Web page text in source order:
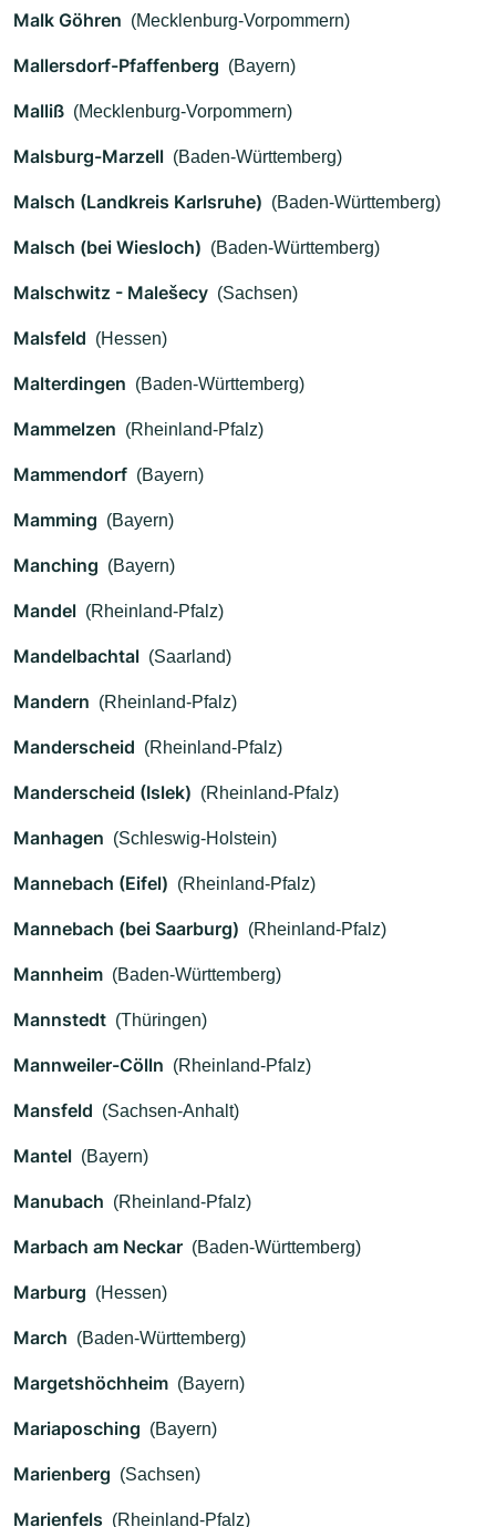
Malk Göhren (Mecklenburg-Vorpommern)
Mallersdorf-Pfaffenberg (Bayern)
Malliß (Mecklenburg-Vorpommern)
Malsburg-Marzell (Baden-Württemberg)
Malsch (Landkreis Karlsruhe) (Baden-Württemberg)
Malsch (bei Wiesloch) (Baden-Württemberg)
Malschwitz - Malešecy (Sachsen)
Malsfeld (Hessen)
Malterdingen (Baden-Württemberg)
Mammelzen (Rheinland-Pfalz)
Mammendorf (Bayern)
Mamming (Bayern)
Manching (Bayern)
Mandel (Rheinland-Pfalz)
Mandelbachtal (Saarland)
Mandern (Rheinland-Pfalz)
Manderscheid (Rheinland-Pfalz)
Manderscheid (Islek) (Rheinland-Pfalz)
Manhagen (Schleswig-Holstein)
Mannebach (Eifel) (Rheinland-Pfalz)
Mannebach (bei Saarburg) (Rheinland-Pfalz)
Mannheim (Baden-Württemberg)
Mannstedt (Thüringen)
Mannweiler-Cölln (Rheinland-Pfalz)
Mansfeld (Sachsen-Anhalt)
Mantel (Bayern)
Manubach (Rheinland-Pfalz)
Marbach am Neckar (Baden-Württemberg)
Marburg (Hessen)
March (Baden-Württemberg)
Margetshöchheim (Bayern)
Mariaposching (Bayern)
Marienberg (Sachsen)
Marienfels (Rheinland-Pfalz)